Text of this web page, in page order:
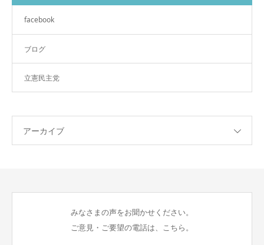
facebook
ブログ
立憲民主党
アーカイブ
みなさまの声をお聞かせください。
ご意見・ご要望の電話は、こちら。